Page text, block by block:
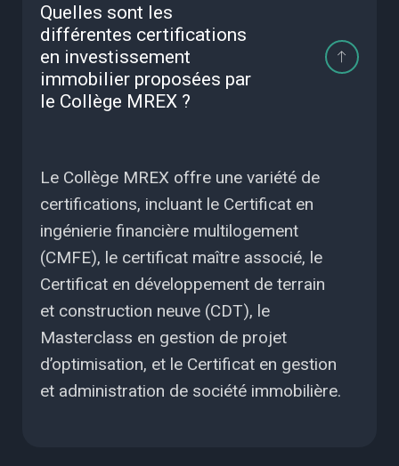
Quelles sont les
différentes certifications
en investissement
immobilier proposées par
le Collège MREX ?
Le Collège MREX offre une variété de
certifications, incluant le Certificat en
ingénierie financière multilogement
(CMFE), le certificat maître associé, le
Certificat en développement de terrain
et construction neuve (CDT), le
Masterclass en gestion de projet
d’optimisation, et le Certificat en gestion
et administration de société immobilière.